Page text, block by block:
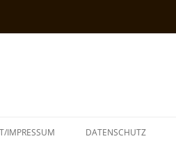
IMPRESSUM DATENSCHUTZ